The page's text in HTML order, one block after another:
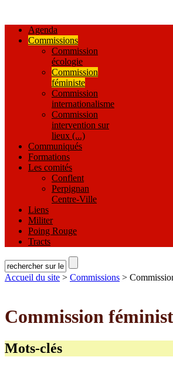
Agenda
Commissions
Commission
écologie
Commission
féministe
Commission
internationalisme
Commission
intervention sur
lieux (...)
Communiqués
Formations
Les comités
Conflent
Perpignan
Centre-Ville
Liens
Militer
Poing Rouge
Tracts
Accueil du site > Commissions >
Commission
Mots-clés